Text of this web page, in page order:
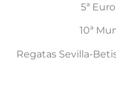
5ª
10ª
Regatas Sevilla-